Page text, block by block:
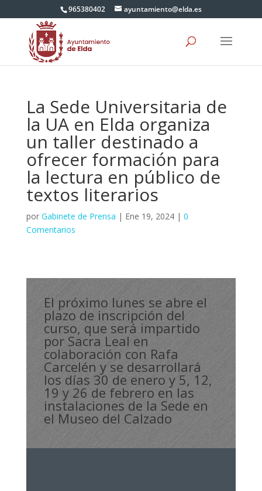
965380402 ayuntamiento@elda.es
La Sede Universitaria de
la UA en Elda organiza
un taller destinado a
ofrecer formación para
la lectura en público de
textos literarios
por Gabinete de Prensa | Ene 19, 2024| 0
Comentarios
El próximo lunes se abre el
plazo de inscripción del
curso, que será impartido
por Sacra Leal en
colaboración con Rafa
Carcelén y se desarrollará
los días 30 de enero y 5, 12,
19 y 26 de febrero en las
instalaciones de la Sede en
el Museo del Calzado